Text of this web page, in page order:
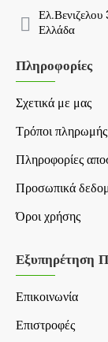
Ελλάδα
Πληροφορίες
Σχετικά με μας
Τρόποι πληρωμής
Πληροφορίες
Προσωπικά
Όροι χρήσης
Εξυπηρέτηση
Επικοινωνία
Επιστροφές